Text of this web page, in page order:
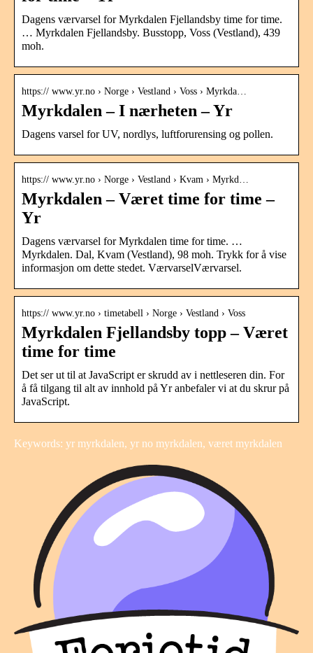
Dagens værvarsel for Myrkdalen Fjellandsby time for time.
… Myrkdalen Fjellandsby. Busstopp, Voss (Vestland), 439
moh.
https:// www.yr.no › Norge › Vestland › Voss › Myrkda…
Myrkdalen – I nærheten – Yr
Dagens varsel for UV, nordlys, luftforurensing og pollen.
https:// www.yr.no › Norge › Vestland › Kvam › Myrkd…
Myrkdalen – Været time for time –
Yr
Dagens værvarsel for Myrkdalen time for time. …
Myrkdalen. Dal, Kvam (Vestland), 98 moh. Trykk for å vise
informasjon om dette stedet. VærvarselVærvarsel.
https:// www.yr.no › timetabell › Norge › Vestland › Voss
Myrkdalen Fjellandsby topp – Været
time for time
Det ser ut til at JavaScript er skrudd av i nettleseren din. For
å få tilgang til alt av innhold på Yr anbefaler vi at du skrur på
JavaScript.
Keywords: yr myrkdalen, yr no myrkdalen, været myrkdalen